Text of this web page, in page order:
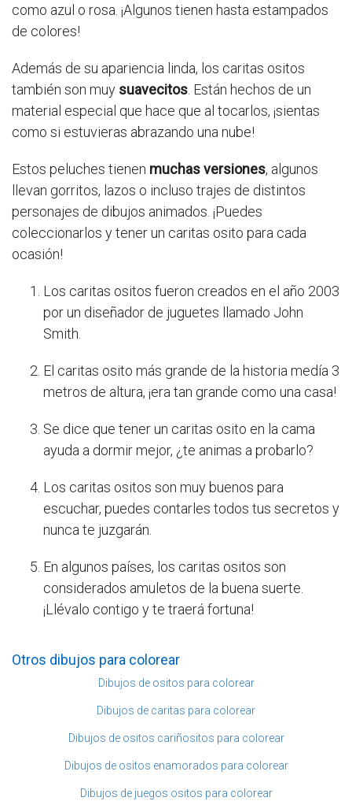
como azul o rosa. ¡Algunos tienen hasta estampados
de colores!
Además de su apariencia linda, los caritas ositos
también son muy suavecitos . Están hechos de un
material especial que hace que al tocarlos, ¡sientas
como si estuvieras abrazando una nube!
Estos peluches tienen muchas versiones, algunos
llevan gorritos, lazos o incluso trajes de distintos
personajes de dibujos animados. ¡Puedes
coleccionarlos y tener un caritas osito para cada
ocasión!
Los caritas ositos fueron creados en el año 2003
por un diseñador de juguetes llamado John
Smith.
El caritas osito más grande de la historia medía 3
metros de altura, ¡era tan grande como una casa!
Se dice que tener un caritas osito en la cama
ayuda a dormir mejor, ¿te animas a probarlo?
Los caritas ositos son muy buenos para
escuchar, puedes contarles todos tus secretos y
nunca te juzgarán.
En algunos países, los caritas ositos son
considerados amuletos de la buena suerte.
¡Llévalo contigo y te traerá fortuna!
Otros dibujos para colorear
Dibujos de ositos para colorear
Dibujos de caritas para colorear
Dibujos de ositos cariñositos para colorear
Dibujos de ositos enamorados para colorear
Dibujos de juegos ositos para colorear